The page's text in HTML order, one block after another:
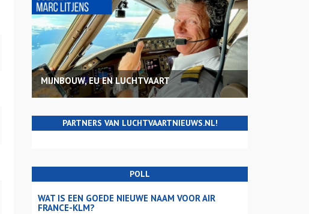
MIJNBOUW, EU EN LUCHTVAART
PARTNERS VAN LUCHTVAARTNIEUWS.NL!
POLL
WAT IS EEN GOEDE NIEUWE NAAM VOOR AIR
FRANCE-KLM?